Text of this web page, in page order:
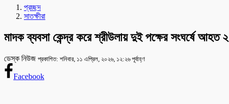
প্রচ্ছদ
সাতক্ষীরা
মাদক ব্যবসা কেন্দ্র করে শ্রীউলায় দুই পক্ষের সংঘর্ষে আহত ২
ডেস্ক নিউজ প্রকাশিত: শনিবার, ১১ এপ্রিল, ২০২৬, ১২:২৬ পূর্বাহ্ণ
Facebook